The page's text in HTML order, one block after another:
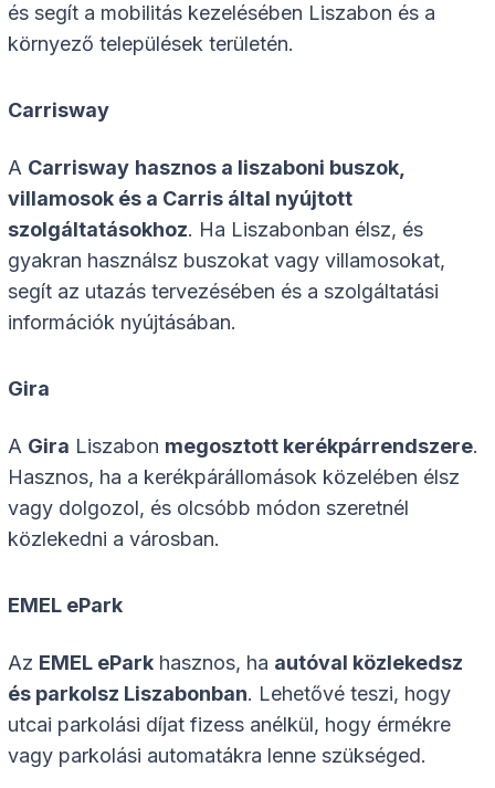
és segít a mobilitás kezelésében Liszabon és a
környező települések területén.
Carrisway
A Carrisway hasznos a liszaboni buszok,
villamosok és a Carris által nyújtott
szolgáltatásokhoz. Ha Liszabonban élsz, és
gyakran használsz buszokat vagy villamosokat,
segít az utazás tervezésében és a szolgáltatási
információk nyújtásában.
Gira
A Gira Liszabon megosztott kerékpárrendszere.
Hasznos, ha a kerékpárállomások közelében élsz
vagy dolgozol, és olcsóbb módon szeretnél
közlekedni a városban.
EMEL ePark
Az EMEL ePark hasznos, ha autóval közlekedsz
és parkolsz Liszabonban. Lehetővé teszi, hogy
utcai parkolási díjat fizess anélkül, hogy érmékre
vagy parkolási automatákra lenne szükséged.